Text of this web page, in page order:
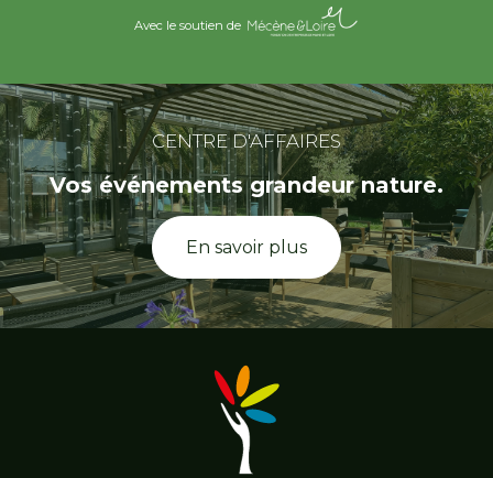
Avec le soutien de
CENTRE D'AFFAIRES
Vos événements grandeur nature.
En savoir plus